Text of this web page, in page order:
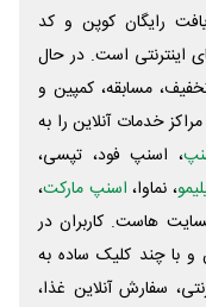
رایگان کوپن و کد
اینترنتی است. در حال
مسابقه، کمپین و
خدمات آنلاین را به
، اسنپ فود، تپسی،
، نماوا، اسنپ مارکت،
‌هاست. کاربران در
و با چند کلیک ساده به
سفارش آنلاین غذا،